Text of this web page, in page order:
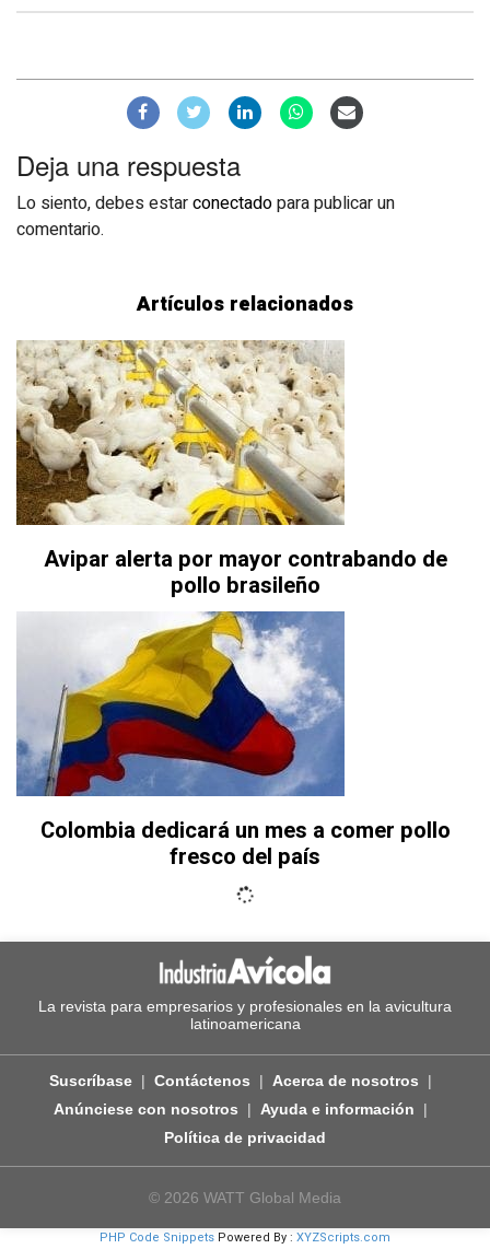
Deja una respuesta
Lo siento, debes estarconectadopara publicar un
comentario.
Artículos relacionados
Avipar alerta por mayor contrabando de
pollo brasileño
Colombia dedicará un mes a comer pollo
fresco del país
La revista para empresarios y profesionales en la avicultura
latinoamericana
Suscríbase Contáctenos
Acerca de nosotros
Anúnciese con nosotros
Ayuda e información
Política de privacidad
© 2026 WATT Global Media
PHP Code Snippets Powered By : XYZScripts.com